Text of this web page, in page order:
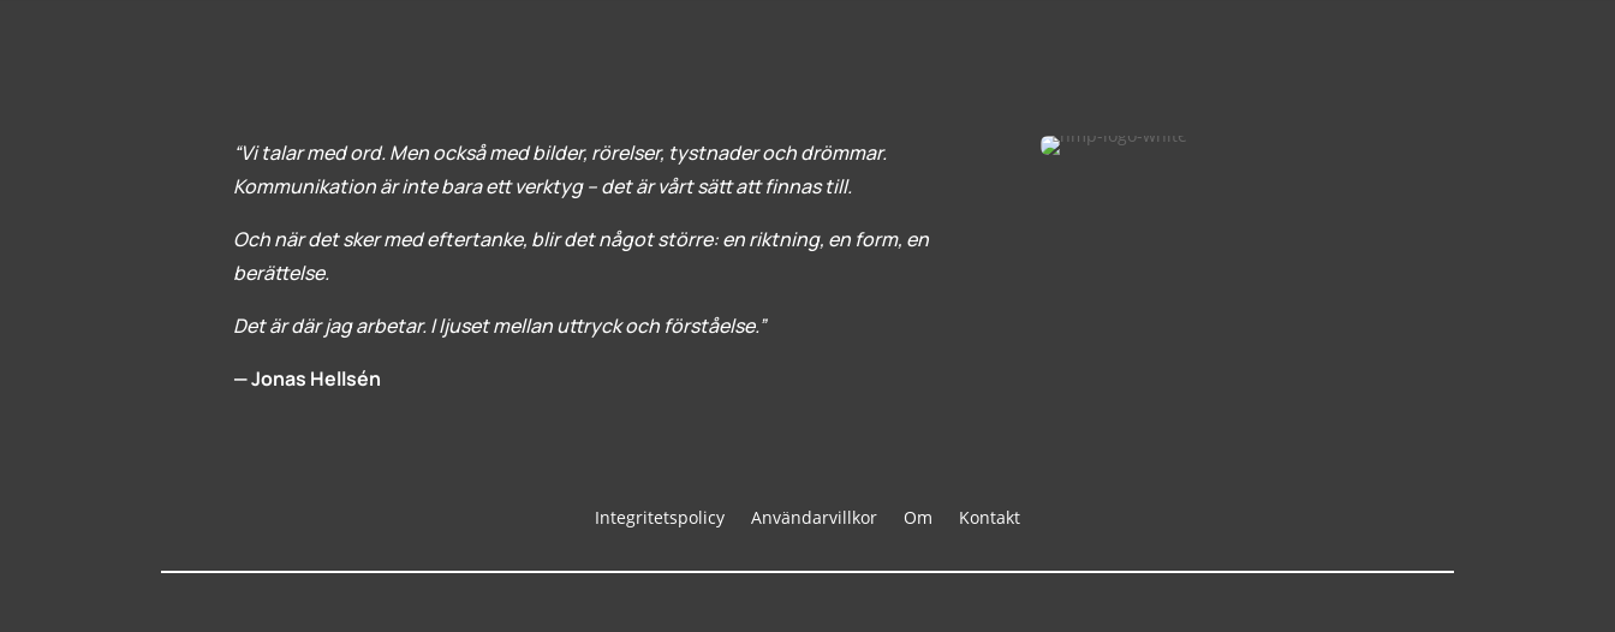
“Vi talar med ord. Men också med bilder, rörelser, tystnader och drömmar.
Kommunikation är inte bara ett verktyg – det är vårt sätt att finnas till.
Och när det sker med eftertanke, blir det något större: en riktning, en form, en
berättelse.
Det är där jag arbetar. I ljuset mellan uttryck och förståelse.”
— Jonas Hellsén
Integritetspolicy Användarvillkor Om Kontakt